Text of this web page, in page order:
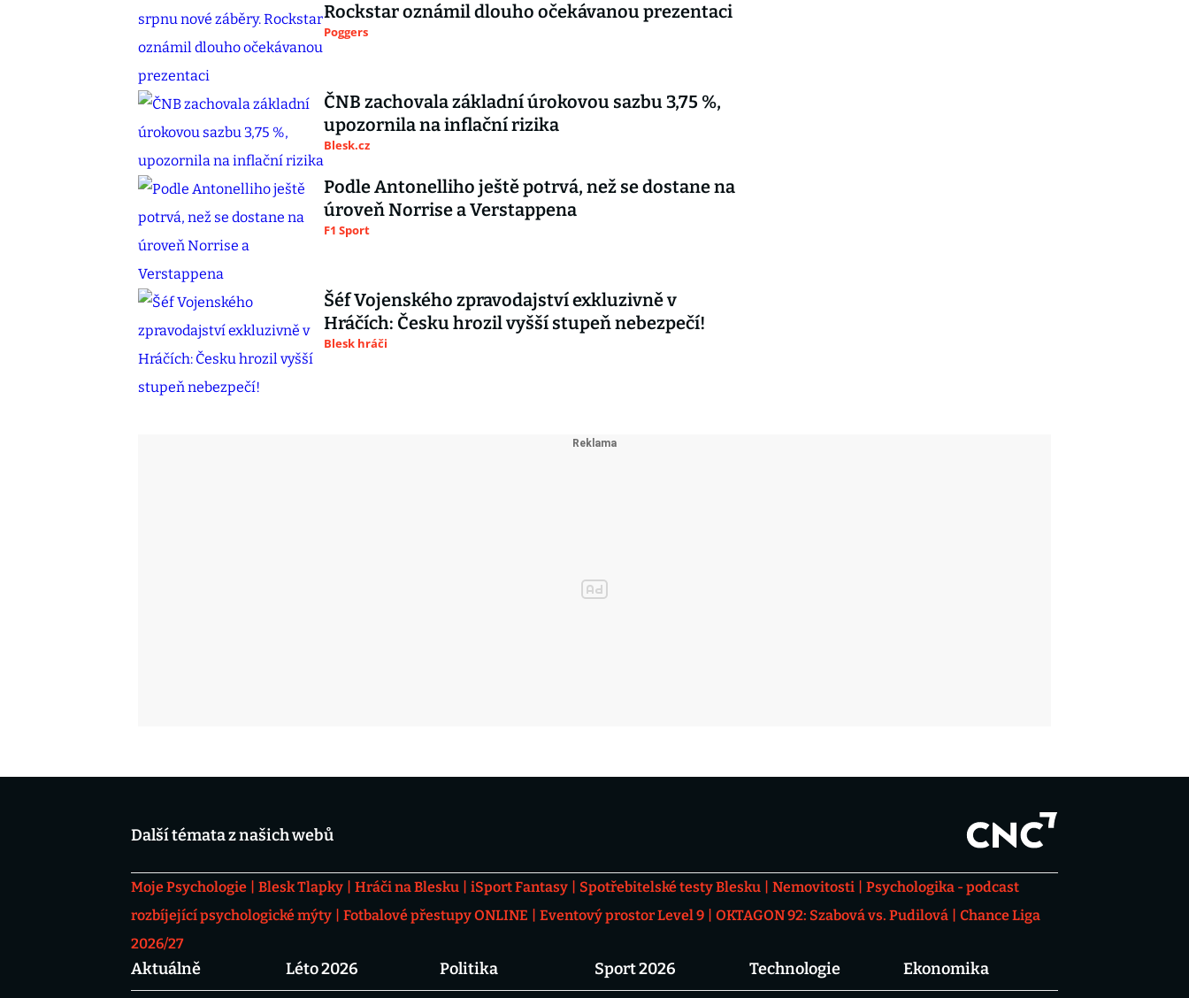
Rockstar oznámil dlouho očekávanou prezentaci
Poggers
ČNB zachovala základní úrokovou sazbu 3,75 %,
upozornila na inflační rizika
Blesk.cz
Podle Antonelliho ještě potrvá, než se dostane na
úroveň Norrise a Verstappena
F1 Sport
Šéf Vojenského zpravodajství exkluzivně v
Hráčích: Česku hrozil vyšší stupeň nebezpečí!
Blesk hráči
Další témata z našich webů
Moje Psychologie Blesk Tlapky Hráči na Blesku iSport Fantasy Spotřebitelské testy Blesku Nemovitosti
Psychologika - podcast
rozbíjející psychologické mýty
Fotbalové přestupy ONLINE Eventový prostor Level 9 OKTAGON 92: Szabová vs. Pudilová
Chance Liga
2026/27
Aktuálně Léto 2026 Politika Sport 2026 Technologie Ekonomika